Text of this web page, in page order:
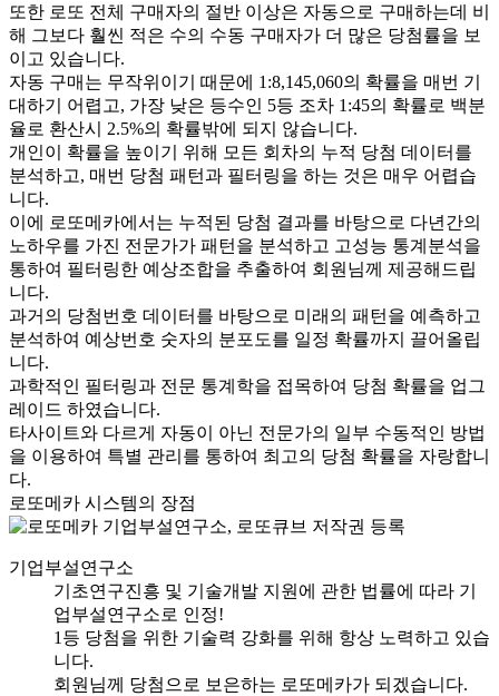
또한 로또 전체 구매자의 절반 이상은 자동으로 구매하는데 비
해 그보다 훨씬 적은 수의 수동 구매자가 더 많은 당첨률을 보
이고 있습니다.
자동 구매는 무작위이기 때문에 1:8,145,060의 확률을 매번 기
대하기 어렵고, 가장 낮은 등수인 5등 조차 1:45의 확률로 백분
율로 환산시 2.5%의 확률밖에 되지 않습니다.
개인이 확률을 높이기 위해 모든 회차의 누적 당첨 데이터를
분석하고, 매번 당첨 패턴과 필터링을 하는 것은 매우 어렵습
니다.
이에 로또메카에서는 누적된 당첨 결과를 바탕으로 다년간의
노하우를 가진 전문가가 패턴을 분석하고 고성능 통계분석을
통하여 필터링한 예상조합을 추출하여 회원님께 제공해드립
니다.
과거의 당첨번호 데이터를 바탕으로 미래의 패턴을 예측하고
분석하여 예상번호 숫자의 분포도를 일정 확률까지 끌어올립
니다.
과학적인 필터링과 전문 통계학을 접목하여 당첨 확률을 업그
레이드 하였습니다.
타사이트와 다르게 자동이 아닌 전문가의 일부 수동적인 방법
을 이용하여 특별 관리를 통하여 최고의 당첨 확률을 자랑합니
다.
로또메카 시스템의 장점
기업부설연구소
기초연구진흥 및 기술개발 지원에 관한 법률에 따라 기
업부설연구소로 인정!
1등 당첨을 위한 기술력 강화를 위해 항상 노력하고 있습
니다.
회원님께 당첨으로 보은하는 로또메카가 되겠습니다.